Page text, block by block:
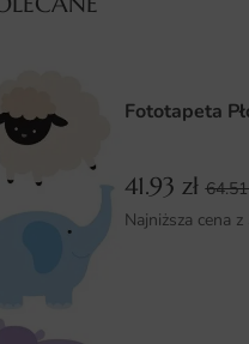
dostosować do
na jeszcze lepsze
wnętrza. Montaż plakatu
specjalistycznych
cieszyć się nową
się w aktualne trendy
Fototapeta
41.93 zł
Najniższa cena